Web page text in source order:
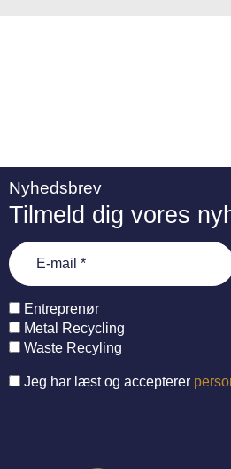
Nyhedsbrev
Tilmeld dig vores
Entreprenør
Metal Recycling
Waste Recyling
Jeg har læst og accepterer